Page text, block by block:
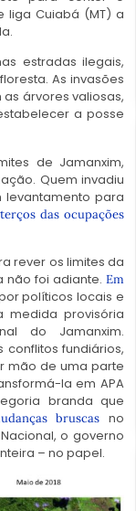
liga Cuiabá (MT) a
estradas ilegais,
As invasões
árvores valiosas,
a posse
de Jamanxim,
Quem invadiu
levantamento para
das ocupações
rever os limites da
não foi adiante. Em
políticos locais e
medida provisória
do Jamanxim.
fundiários,
mão de uma parte
la em APA
branda que
bruscas no
o governo
– no papel.